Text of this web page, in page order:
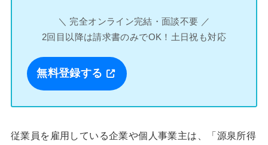
＼ 完全オンライン完結・面談不要 ／
2回目以降は請求書のみでOK！土日祝も対応
無料登録する
従業員を雇用している企業や個人事業主は、「源泉所得